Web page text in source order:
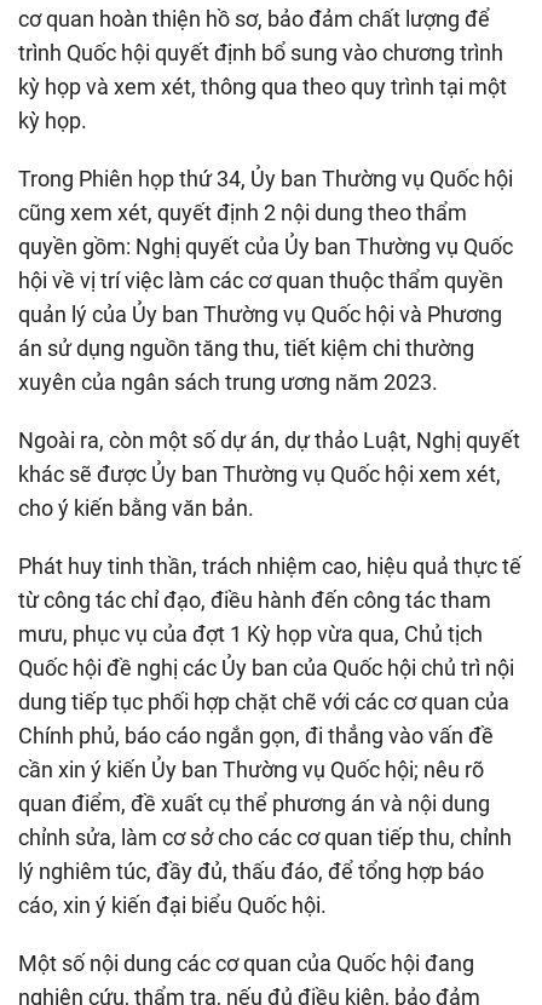
cơ quan hoàn thiện hồ sơ, bảo đảm chất lượng để
trình Quốc hội quyết định bổ sung vào chương trình
kỳ họp và xem xét, thông qua theo quy trình tại một
kỳ họp.
Trong Phiên họp thứ 34, Ủy ban Thường vụ Quốc hội
cũng xem xét, quyết định 2 nội dung theo thẩm
quyền gồm: Nghị quyết của Ủy ban Thường vụ Quốc
hội về vị trí việc làm các cơ quan thuộc thẩm quyền
quản lý của Ủy ban Thường vụ Quốc hội và Phương
án sử dụng nguồn tăng thu, tiết kiệm chi thường
xuyên của ngân sách trung ương năm 2023.
Ngoài ra, còn một số dự án, dự thảo Luật, Nghị quyết
khác sẽ được Ủy ban Thường vụ Quốc hội xem xét,
cho ý kiến bằng văn bản.
Phát huy tinh thần, trách nhiệm cao, hiệu quả thực tế
từ công tác chỉ đạo, điều hành đến công tác tham
mưu, phục vụ của đợt 1 Kỳ họp vừa qua, Chủ tịch
Quốc hội đề nghị các Ủy ban của Quốc hội chủ trì nội
dung tiếp tục phối hợp chặt chẽ với các cơ quan của
Chính phủ, báo cáo ngắn gọn, đi thẳng vào vấn đề
cần xin ý kiến Ủy ban Thường vụ Quốc hội; nêu rõ
quan điểm, đề xuất cụ thể phương án và nội dung
chỉnh sửa, làm cơ sở cho các cơ quan tiếp thu, chỉnh
lý nghiêm túc, đầy đủ, thấu đáo, để tổng hợp báo
cáo, xin ý kiến đại biểu Quốc hội.
Một số nội dung các cơ quan của Quốc hội đang
nghiên cứu, thẩm tra, nếu đủ điều kiện, bảo đảm